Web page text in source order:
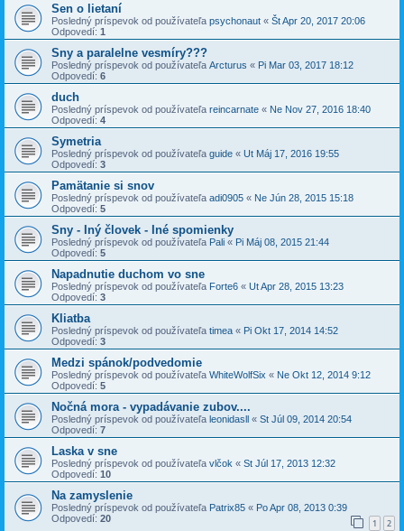
Sen o lietaní
Posledný príspevok od používateľa psychonaut « Št Apr 20, 2017 20:06
Odpovedí: 1
Sny a paralelne vesmíry???
Posledný príspevok od používateľa Arcturus « Pi Mar 03, 2017 18:12
Odpovedí: 6
duch
Posledný príspevok od používateľa reincarnate « Ne Nov 27, 2016 18:40
Odpovedí: 4
Symetria
Posledný príspevok od používateľa guide « Ut Máj 17, 2016 19:55
Odpovedí: 3
Pamätanie si snov
Posledný príspevok od používateľa adi0905 « Ne Jún 28, 2015 15:18
Odpovedí: 5
Sny - Iný človek - Iné spomienky
Posledný príspevok od používateľa Pali « Pi Máj 08, 2015 21:44
Odpovedí: 5
Napadnutie duchom vo sne
Posledný príspevok od používateľa Forte6 « Ut Apr 28, 2015 13:23
Odpovedí: 3
Kliatba
Posledný príspevok od používateľa timea « Pi Okt 17, 2014 14:52
Odpovedí: 3
Medzi spánok/podvedomie
Posledný príspevok od používateľa WhiteWolfSix « Ne Okt 12, 2014 9:12
Odpovedí: 5
Nočná mora - vypadávanie zubov....
Posledný príspevok od používateľa leonidasll « St Júl 09, 2014 20:54
Odpovedí: 7
Laska v sne
Posledný príspevok od používateľa vlčok « St Júl 17, 2013 12:32
Odpovedí: 10
Na zamyslenie
Posledný príspevok od používateľa Patrix85 « Po Apr 08, 2013 0:39
Odpovedí: 20 1 2